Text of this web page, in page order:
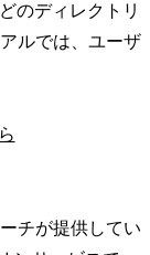
のディレクトリ
ルでは、ユーザ
チが提供してい